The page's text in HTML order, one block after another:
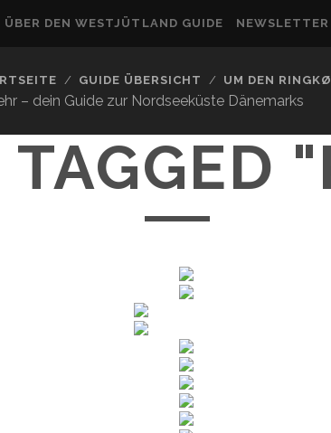
ÜBER DEN WESTJÜTLAND GUIDE
– dein Guide zur Nordseeküste Dänemarks
GUIDE ÜBERSICHT UM DEN
TAGGED